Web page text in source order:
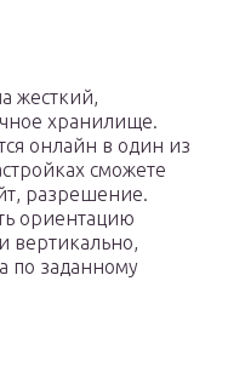
жесткий,
хранилище.
онлайн в один из
сможете
разрешение.
ориентацию
вертикально,
по заданному